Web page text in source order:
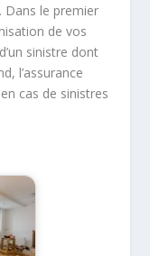
Dans le premier
de vos
sinistre dont
l’assurance
cas de sinistres